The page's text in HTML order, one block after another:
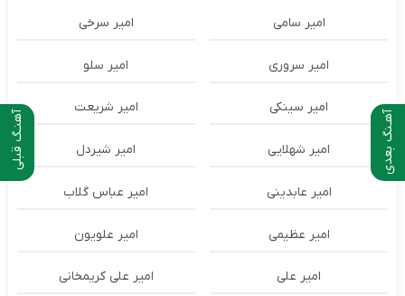
آهنـگ قبلی آهـنگ بعدی
امیر سامی امیر سرخی
امیر سروری امیر سلو
امیر سینکی امیر شریعت
امیر شهلایی امیر شیردل
امیر عابدینی امیر عباس گلاب
امیر عظیمی امیر علویون
امیر علی امیر علی کریمخانی